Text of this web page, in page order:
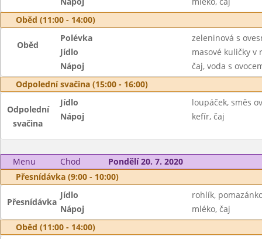
Oběd (11:00 - 14:00)
Oběd
Polévka
zeleninová s
Jídlo
masové kuličky v
Nápoj
čaj, voda s
Odpolední svačina (15:00 - 16:00)
Odpolední
svačina
Jídlo
loupáček, směs
Nápoj
kefír, čaj
Menu Chod
Pondělí 20. 7. 2020
Přesnídávka (9:00 - 10:00)
Přesnídávka
Jídlo
rohlík,
Nápoj
mléko, čaj
Oběd (11:00 - 14:00)